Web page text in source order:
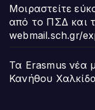
Μοιραστείτε
από το ΠΣΔ και
webmail.sch.gr/
Τα Erasmus νέα
Κανήθου